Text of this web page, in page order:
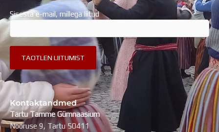
Sisesta e-mail, millega liitud
Kontaktandmed
Tartu Tamme Gümnaasium
Nooruse 9, Tartu 50411